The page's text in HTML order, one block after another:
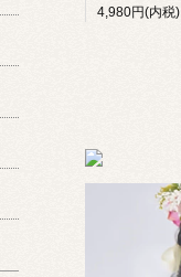
4,980円(内税)